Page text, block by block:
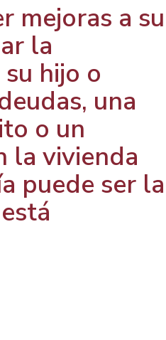
mejoras a su
la
hijo o
una
o un
la vivienda
puede ser la